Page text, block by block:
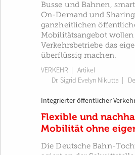
Busse und Bahnen,
On-Demand und
ganzheitlichen
Mobilitätsangebot
Verkehrsbetriebe das
überflüssig machen.
VERKEHR | Artikel
Dr. Sigrid Evelyn Nikutta
Integrierter öffentlicher
Flexible und
Mobilität ohne
Die Deutsche Bahn-